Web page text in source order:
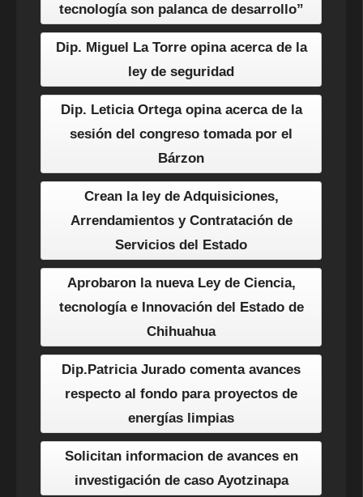
tecnología son palanca de desarrollo”
Dip. Miguel La Torre opina acerca de la
ley de seguridad
Dip. Leticia Ortega opina acerca de la
sesión del congreso tomada por el
Bárzon
Crean la ley de Adquisiciones,
Arrendamientos y Contratación de
Servicios del Estado
Aprobaron la nueva Ley de Ciencia,
tecnología e Innovación del Estado de
Chihuahua
Dip.Patricia Jurado comenta avances
respecto al fondo para proyectos de
energías limpias
Solicitan informacion de avances en
investigación de caso Ayotzinapa